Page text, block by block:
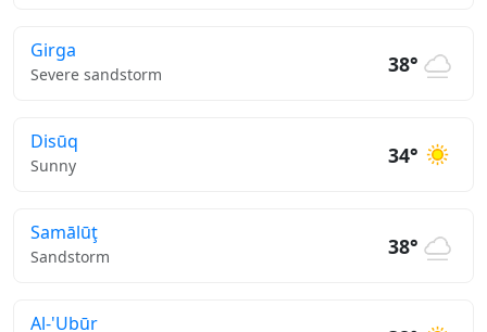
Girga
Severe sandstorm 38°
Disūq
Sunny 34°
Samālūţ
Sandstorm 38°
Al-'Ubūr